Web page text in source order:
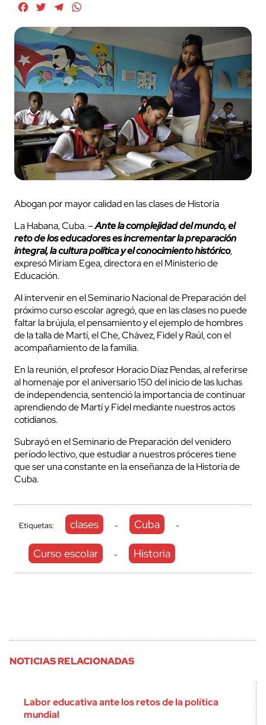
FacebookTwitterTelegram
Abogan por mayor calidad en las clases de Historia
La Habana, Cuba. –Ante la complejidad del mundo, el
reto de los educadores es incrementar la preparación
integral, la cultura política y el conocimiento histórico,
expresó Miriam Egea, directora en el Ministerio de
Educación.
Al intervenir en el Seminario Nacional de Preparación del
próximo curso escolar agregó, que en las clases no puede
faltar la brújula, el pensamiento y el ejemplo de hombres
de la talla de Martí, el Che, Chávez, Fidel y Raúl, con el
acompañamiento de la familia.
En la reunión, el profesor Horacio Díaz Pendas, al referirse
al homenaje por el aniversario 150 del inicio de las luchas
de independencia, sentenció la importancia de continuar
aprendiendo de Martí y Fidel mediante nuestros actos
cotidianos.
Subrayó en el Seminario de Preparación del venidero
período lectivo, que estudiar a nuestros próceres tiene
que ser una constante en la enseñanza de la Historia de
Cuba.
Etiquetas: clases - Cuba -
Curso escolar - Historia
NOTICIAS RELACIONADAS
Labor educativa ante los retos de la política
mundial